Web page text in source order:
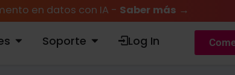
en datos con IA - Saber más →
ABRIR SOLUCIONES
Soporte ABRIR SOPORTELog In